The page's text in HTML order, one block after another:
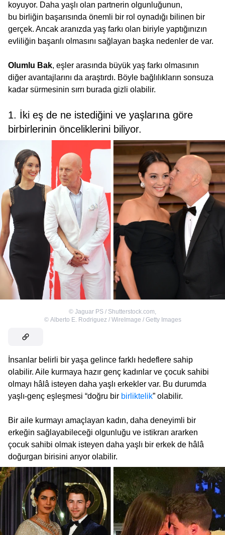
koyuyor. Daha yaşlı olan partnerin olgunluğunun,
bu birliğin başarısında önemli bir rol oynadığı bilinen bir
gerçek. Ancak aranızda yaş farkı olan biriyle yaptığınızın
evliliğin başarılı olmasını sağlayan başka nedenler de var.
Olumlu Bak, eşler arasında büyük yaş farkı olmasının
diğer avantajlarını da araştırdı. Böyle bağlılıkların sonsuza
kadar sürmesinin sırrı burada gizli olabilir.
1. İki eş de ne istediğini ve yaşlarına göre
birbirlerinin önceliklerini biliyor.
© Jaguar PS / Shutterstock.com,
© Alberto E. Rodriguez / WireImage / Getty Images
İnsanlar belirli bir yaşa gelince farklı hedeflere sahip
olabilir. Aile kurmaya hazır genç kadınlar ve çocuk sahibi
olmayı hâlâ isteyen daha yaşlı erkekler var. Bu durumda
yaşlı-genç eşleşmesi “doğru bir birliktelik” olabilir.
Bir aile kurmayı amaçlayan kadın, daha deneyimli bir
erkeğin sağlayabileceği olgunluğu ve istikrarı ararken
çocuk sahibi olmak isteyen daha yaşlı bir erkek de hâlâ
doğurgan birisini arıyor olabilir.